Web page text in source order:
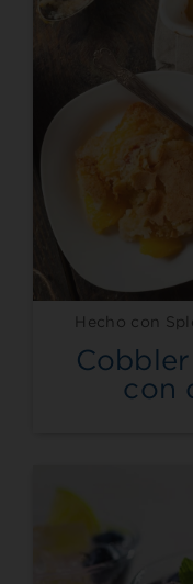
Hecho con
con